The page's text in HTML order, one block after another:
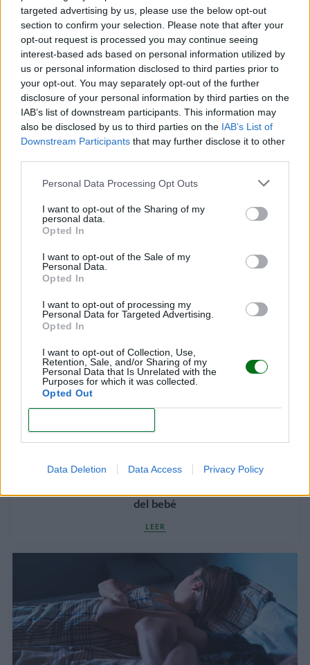
targeted advertising by us, please use the below opt-out
section to confirm your selection. Please note that after your
opt-out request is processed you may continue seeing
interest-based ads based on personal information utilized by
us or personal information disclosed to third parties prior to
your opt-out. You may separately opt-out of the further
disclosure of your personal information by third parties on the
IAB’s list of downstream participants. This information may
also be disclosed by us to third parties on the IAB’s List of
Downstream Participants that may further disclose it to other
Personal Data Processing Opt Outs
I want to opt-out of the Sharing of my
personal data.
Opted In
I want to opt-out of the Sale of my
Personal Data.
Opted In
I want to opt-out of processing my
Personal Data for Targeted Advertising.
Opted In
I want to opt-out of Collection, Use,
Retention, Sale, and/or Sharing of my
Personal Data that Is Unrelated with the
Purposes for which it was collected.
Opted Out
Data Deletion Data Access Privacy Policy
Amor en pausa… pero no perdido
LEER
Matutolagnia: descubre el placer del sexo
mañanero y por qué a muchos les fascina
LEER
Cinco tips para reconectar con tu pareja después
del bebé
LEER